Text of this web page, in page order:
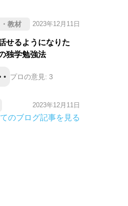
教材 2023年12月11日
せるようになりた
独学勉強法
プロの意見: 3
2023年12月11日
のブログ記事を見る